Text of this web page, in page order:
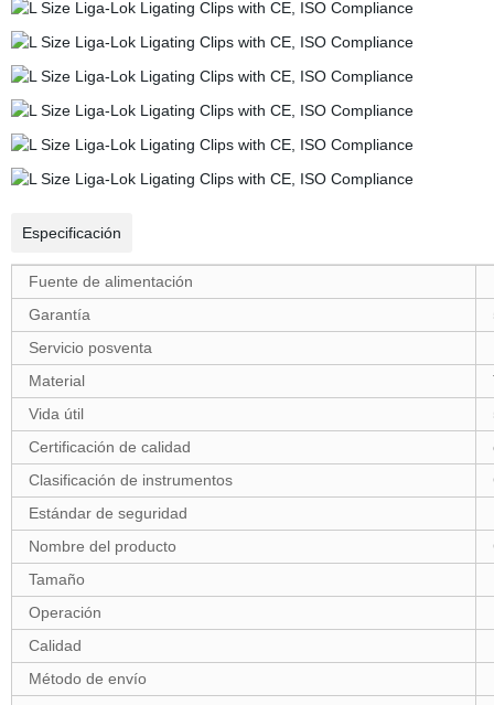
Especificación
Fuente de alimentación
Garantía
Servicio posventa
Material
Vida útil
Certificación de calidad
Clasificación de instrumentos
Estándar de seguridad
Nombre del producto
Tamaño
Operación
Calidad
Método de envío